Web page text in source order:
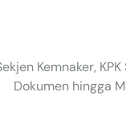
Kemnaker, KPK
Dokumen hingga